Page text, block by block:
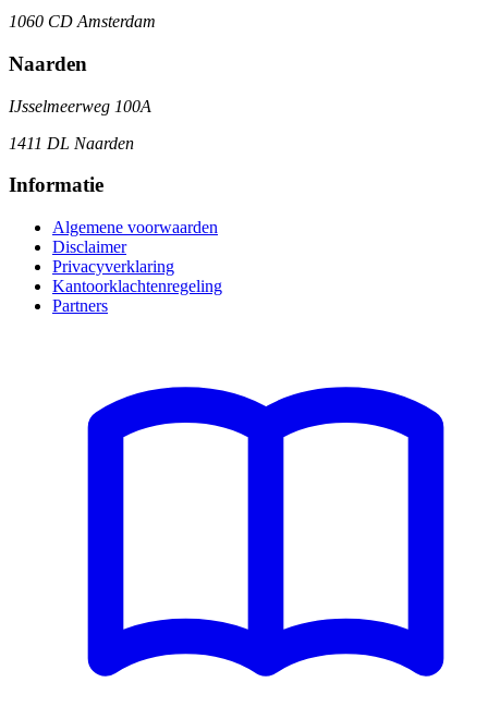
1060 CD Amsterdam
Naarden
IJsselmeerweg 100A
1411 DL Naarden
Informatie
Algemene voorwaarden
Disclaimer
Privacyverklaring
Kantoorklachtenregeling
Partners